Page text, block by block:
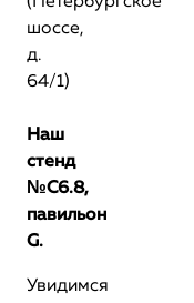
шоссе,
д.
64/1)
Наш
стенд
№C6.8,
павильон
G.
Увидимся